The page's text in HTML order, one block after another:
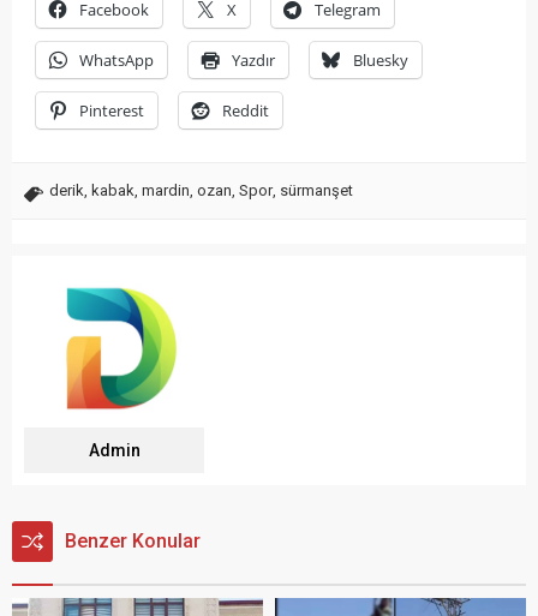
Facebook X Telegram
WhatsApp Yazdır Bluesky
Pinterest Reddit
derik kabak mardin ozan Spor, sürmanşet
Admin
Benzer Konular